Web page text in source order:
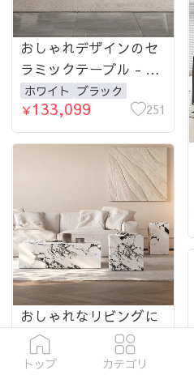
おしゃれデザインのセ
ラミックテーブル - 高
性能多層板＆アクリル
仕上げ、上質な空間を
演出 fjx-2641-table
ホワイト ブラック
￥133,099 251
おしゃれなリビングに
最適！高級感あふれる
セラミックセンターテ
ホワイト
トップ カテゴリ